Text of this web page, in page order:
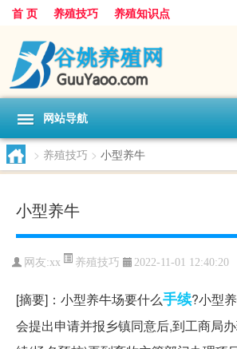
首 页 养殖技巧 养殖知识点
网站导航
> 养殖技巧 > 小型养牛
小型养牛
网友:xx 养殖技巧 2022-11-01 12:40:20
[摘要]：小型养牛场要什么手续?小型
会提出申请并报乡镇同意后,到工商局